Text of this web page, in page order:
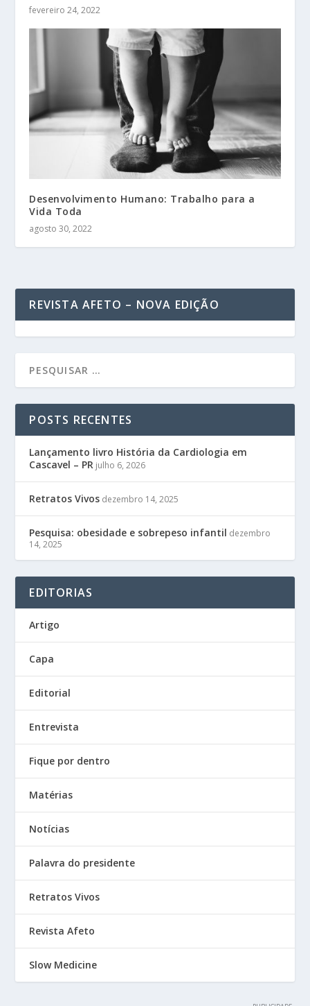
fevereiro 24, 2022
Desenvolvimento Humano: Trabalho para a
Vida Toda
agosto 30, 2022
REVISTA AFETO – NOVA EDIÇÃO
POSTS RECENTES
Lançamento livro História da Cardiologia em
Cascavel – PR julho 6, 2026
Retratos Vivos dezembro 14, 2025
Pesquisa: obesidade e sobrepeso infantil dezembro
14, 2025
EDITORIAS
Artigo
Capa
Editorial
Entrevista
Fique por dentro
Matérias
Notícias
Palavra do presidente
Retratos Vivos
Revista Afeto
Slow Medicine